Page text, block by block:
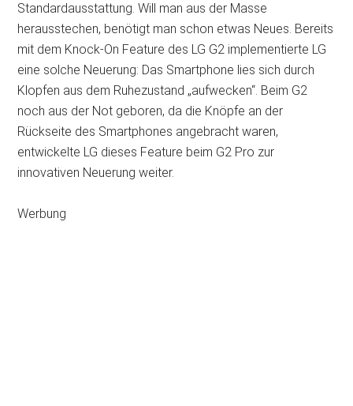
Standardausstattung. Will man aus der Masse
herausstechen, benötigt man schon etwas Neues. Bereits
mit dem Knock-On Feature des LG G2 implementierte LG
eine solche Neuerung: Das Smartphone lies sich durch
Klopfen aus dem Ruhezustand „aufwecken“. Beim G2
noch aus der Not geboren, da die Knöpfe an der
Rückseite des Smartphones angebracht waren,
entwickelte LG dieses Feature beim G2 Pro zur
innovativen Neuerung weiter.
Werbung